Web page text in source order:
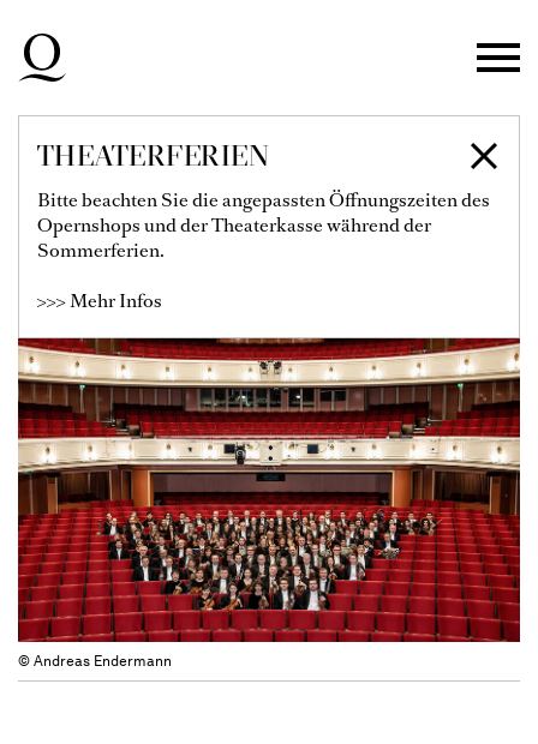
Zur Hauptnavigation springen
Zum Hauptinhalt springen
Zum Footer springen
THEATERFERIEN
Bitte beachten Sie die angepassten Öffnungszeiten des
Opernshops und der Theaterkasse während der
Sommerferien.
>>> Mehr Infos
DÜSSELDORFER
SYMPHONIKER
© Andreas Endermann